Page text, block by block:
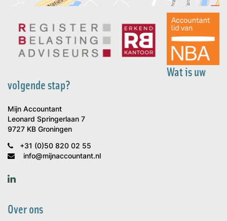
Wat is uw
volgende stap?
Mijn Accountant
Leonard Springerlaan 7
9727 KB Groningen
+31 (0)50 820 02 55
info@mijnaccountant.nl
Over ons